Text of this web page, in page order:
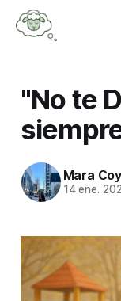
"No te
Mara Coy
14 ene.